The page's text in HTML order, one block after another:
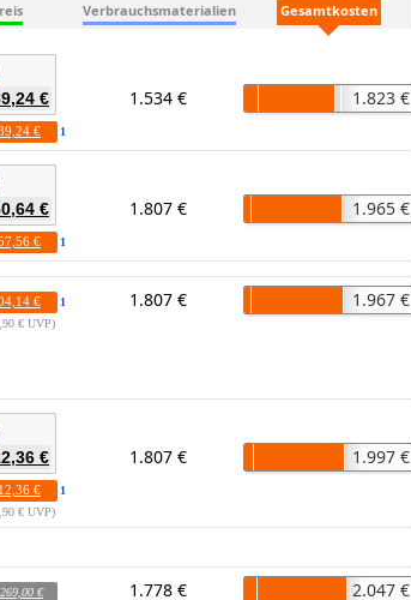
Verbrauchsmaterialien Gesamtkosten
€
€ 1
1.534 € 1.823 €
€
€ 1
1.807 € 1.965 €
€
1
€ UVP
1.807 € 1.967 €
€
€
1
€ UVP
1.807 € 1.997 €
269,00 € 1.778 € 2.047 €